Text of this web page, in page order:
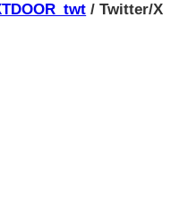
/ Twitter/X